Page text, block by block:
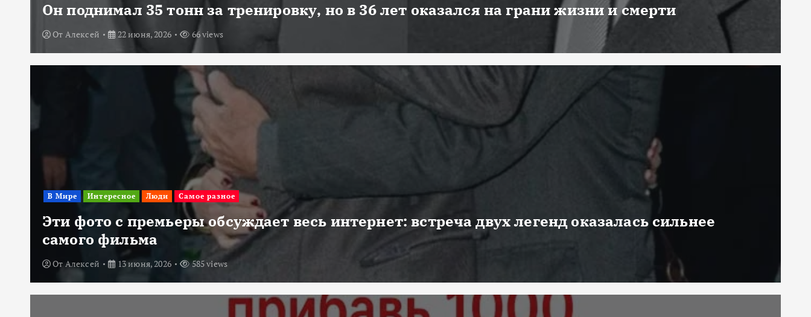
Он поднимал 35 тонн за тренировку, но в 36 лет оказался на грани жизни и смерти
От Алексей 22 июня, 2026 66 views
В Мире Интересное Люди Самое разное
Эти фото с премьеры обсуждает весь интернет: встреча двух легенд оказалась сильнее
самого фильма
От Алексей 13 июня, 2026 585 views